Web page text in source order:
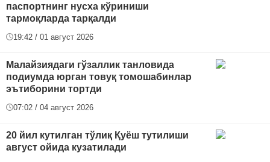
паспортнинг нусха кўриниши
тармоқларда тарқалди
19:42 / 01 август 2026
Малайзиядаги гўзаллик танловида
подиумда юрган товуқ томошабинлар
эътиборини тортди
07:02 / 04 август 2026
20 йил кутилган тўлиқ Қуёш тутилиши
август ойида кузатилади